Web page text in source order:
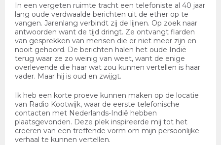
In een vergeten ruimte tracht een telefoniste al 40 jaar
lang oude verdwaalde berichten uit de ether op te
vangen. Jarenlang verbindt zij de lijnen. Op zoek naar
antwoorden want de tijd dringt. Ze ontvangt flarden
van gesprekken van mensen die er niet meer zijn en
nooit gehoord. De berichten halen het oude Indië
terug waar ze zo weinig van weet, want de enige
overlevende die haar wat zou kunnen vertellen is haar
vader. Maar hij is oud en zwijgt.
Ik heb een korte proeve kunnen maken op de locatie
van Radio Kootwijk, waar de eerste telefonische
contacten met Nederlands-Indië hebben
plaatsgevonden. Deze plek inspireerde mij tot het
creëren van een treffende vorm om mijn persoonlijke
verhaal te kunnen vertellen.